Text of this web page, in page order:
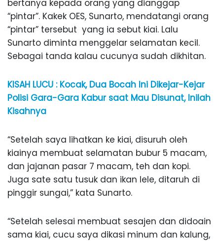
bertanya kepada orang yang dianggap
“pintar”. Kakek OES, Sunarto, mendatangi orang
“pintar” tersebut yang ia sebut kiai. Lalu
Sunarto diminta menggelar selamatan kecil.
Sebagai tanda kalau cucunya sudah dikhitan.
KISAH LUCU : Kocak, Dua Bocah Ini Dikejar-Kejar
Polisi Gara-Gara Kabur saat Mau Disunat, Inilah
Kisahnya
“Setelah saya lihatkan ke kiai, disuruh oleh
kiainya membuat selamatan bubur 5 macam,
dan jajanan pasar 7 macam, teh dan kopi.
Juga sate satu tusuk dan ikan lele, ditaruh di
pinggir sungai,” kata Sunarto.
“Setelah selesai membuat sesajen dan didoain
sama kiai, cucu saya dikasi minum dan kalung,